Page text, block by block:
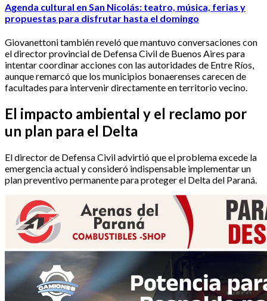
Agenda cultural en San Nicolás: teatro, música, ferias y
propuestas para disfrutar hasta el domingo
Giovanettoni también reveló que mantuvo conversaciones con
el director provincial de Defensa Civil de Buenos Aires para
intentar coordinar acciones con las autoridades de Entre Ríos,
aunque remarcó que los municipios bonaerenses carecen de
facultades para intervenir directamente en territorio vecino.
El impacto ambiental y el reclamo por
un plan para el Delta
El director de Defensa Civil advirtió que el problema excede la
emergencia actual y consideró indispensable implementar un
plan preventivo permanente para proteger el Delta del Paraná.